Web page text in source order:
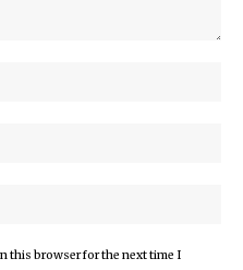
this browser for the next time I